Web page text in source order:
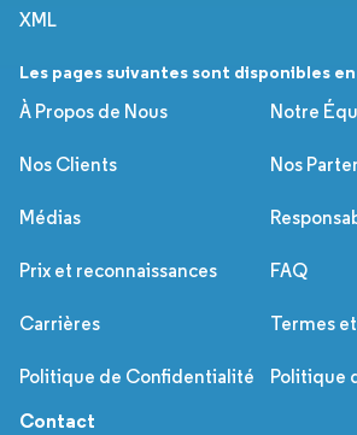
XML
Les pages suivantes sont disponibles
À Propos de Nous
Notre
Nos Clients Nos
Médias
Prix et reconnaissances FAQ
Carrières Termes
Politique de Confidentialité Politique
Contact